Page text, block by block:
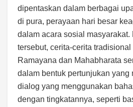
dipentaskan dalam berbagai
di pura, perayaan hari besar
dalam acara sosial masyarakat.
tersebut, cerita-cerita
Ramayana dan Mahabharata
dalam bentuk pertunjukan yang
dialog yang menggunakan
dengan tingkatannya, seperti